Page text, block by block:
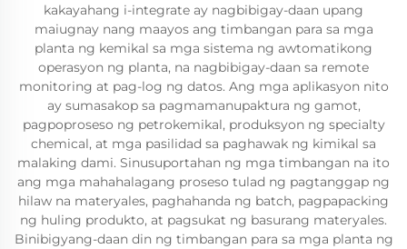
kakayahang i-integrate ay nagbibigay-daan upang
maiugnay nang maayos ang timbangan para sa mga
planta ng kemikal sa mga sistema ng awtomatikong
operasyon ng planta, na nagbibigay-daan sa remote
monitoring at pag-log ng datos. Ang mga aplikasyon nito
ay sumasakop sa pagmamanupaktura ng gamot,
pagpoproseso ng petrokemikal, produksyon ng specialty
chemical, at mga pasilidad sa paghawak ng kimikal sa
malaking dami. Sinusuportahan ng mga timbangan na ito
ang mga mahahalagang proseso tulad ng pagtanggap ng
hilaw na materyales, paghahanda ng batch, pagpapacking
ng huling produkto, at pagsukat ng basurang materyales.
Binibigyang-daan din ng timbangan para sa mga planta ng